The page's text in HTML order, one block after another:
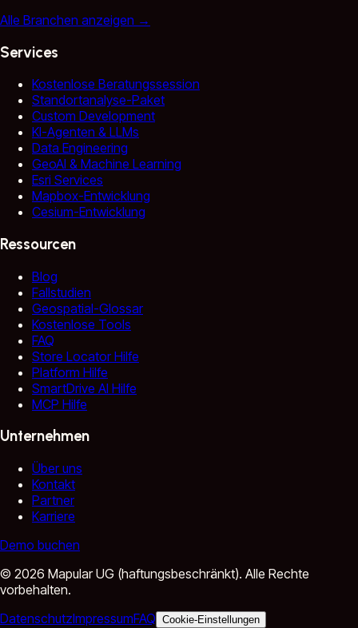
Alle Branchen anzeigen →
Services
Kostenlose Beratungssession
Standortanalyse-Paket
Custom Development
KI-Agenten & LLMs
Data Engineering
GeoAI & Machine Learning
Esri Services
Mapbox-Entwicklung
Cesium-Entwicklung
Ressourcen
Blog
Fallstudien
Geospatial-Glossar
Kostenlose Tools
FAQ
Store Locator Hilfe
Platform Hilfe
SmartDrive AI Hilfe
MCP Hilfe
Unternehmen
Über uns
Kontakt
Partner
Karriere
Demo buchen
© 2026 Mapular UG (haftungsbeschränkt). Alle Rechte
vorbehalten.
DatenschutzImpressumFAQ Cookie-Einstellungen